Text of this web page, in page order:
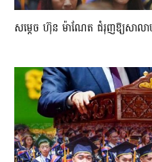
សម្តេច ហ៊ុន ម៉ាណែត ជំរុញឱ្យសាល